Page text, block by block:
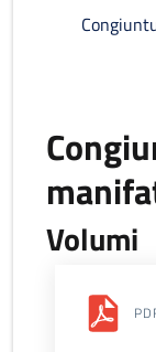
Volumi